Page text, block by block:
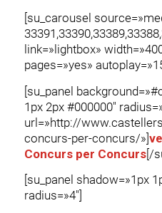
[su_carousel
link=»lightbox»
pages=»yes»
[su_panel
1px 2px #000000″
url=»http://
concurs-per-concurs/»]
Concurs per Concurs[/
[su_panel shadow=»1px
radius=»4″]